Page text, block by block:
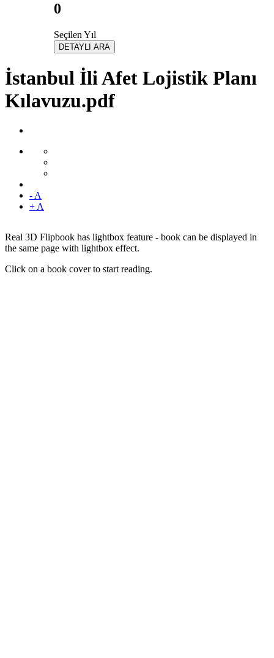
0
Seçilen Yıl
DETAYLI ARA
İstanbul İli Afet Lojistik Planı
Kılavuzu.pdf
- A
+ A
Real 3D Flipbook has lightbox feature - book can be displayed in
the same page with lightbox effect.
Click on a book cover to start reading.